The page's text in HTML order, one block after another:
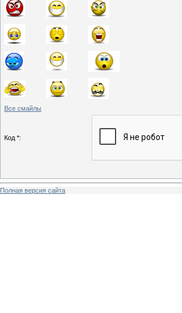
Все смайлы
Код *:
Полная версия сайта